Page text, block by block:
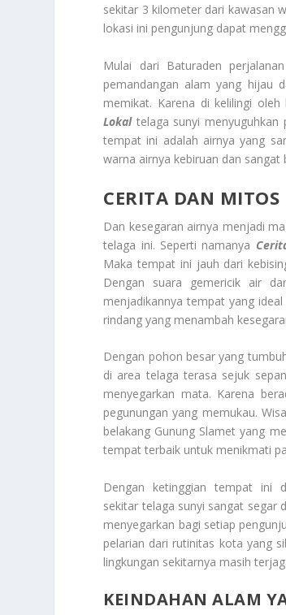
sekitar 3 kilometer dari kawasan
lokasi ini pengunjung dapat
Mulai dari Baturaden
pemandangan alam yang hijau
memikat. Karena di kelilingi
Lokaltelaga sunyi menyuguhkan
tempat ini adalah airnya yang
warna airnya kebiruan dan sangat
CERITA DAN MITOS
Dan kesegaran airnya menjadi
telaga ini. Seperti namanya
Maka tempat ini jauh dari
Dengan suara gemericik air
menjadikannya tempat yang
rindang yang menambah
Dengan pohon besar yang
di area telaga terasa sejuk
menyegarkan mata. Karena
pegunungan yang memukau.
belakang Gunung Slamet yang
tempat terbaik untuk menikmati
Dengan ketinggian tempat ini
sekitar telaga sunyi sangat segar
menyegarkan bagi setiap
pelarian dari rutinitas kota yang
lingkungan sekitarnya masih
KEINDAHAN ALAM